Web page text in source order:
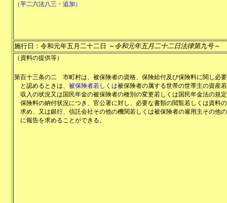
（平二六法八三・追加）
施行日：令和元年五月二十二日 ～令和元年五月二十二日法律第九号～
（資料の提供等）
第百十三条の二
市町村は、被保険者の資格、保険給付及び保険料に関し必
と認めるときは、 被保険者若しくは被保険者の属する世帯の世帯主の資産
収入の状況又は国民年金の被保険者の種別の変更若しくは国民年金法の規
保険料の納付状況につき、官公署に対し、必要な書類の閲覧若しくは資料
求め、又は銀行、信託会社その他の機関若しくは被保険者の雇用主その他
に報告を求めることができる。